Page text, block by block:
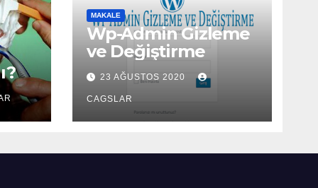
MAKALE
Wp-Admin Gizleme
ve Değiştirme
23 AĞUSTOS 2020
CAGSLAR